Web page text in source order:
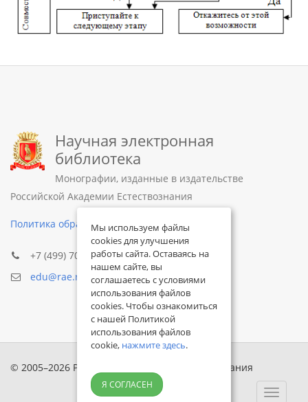
Научная электронная
библиотека
Монографии, изданные в издательстве
Российской Академии Естествознания
Политика обработки персональных данных
+7 (499) 705-72-30
edu@rae.ru
© 2005–2026 Российская академия естествознания
Toggle
Мы используем файлы
cookies для улучшения
работы сайта. Оставаясь на
нашем сайте, вы
соглашаетесь с условиями
использования файлов
cookies. Чтобы ознакомиться
с нашей Политикой
использования файлов
cookie, нажмите здесь.
Я СОГЛАСЕН